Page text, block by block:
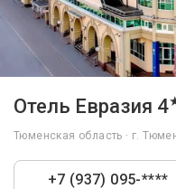
Отель Евразия 4
Тюменская область · г.
+7 (937) 095-****